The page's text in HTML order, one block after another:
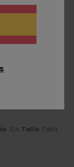
: 5/5 Talla
: 5/5 Talla: Talla